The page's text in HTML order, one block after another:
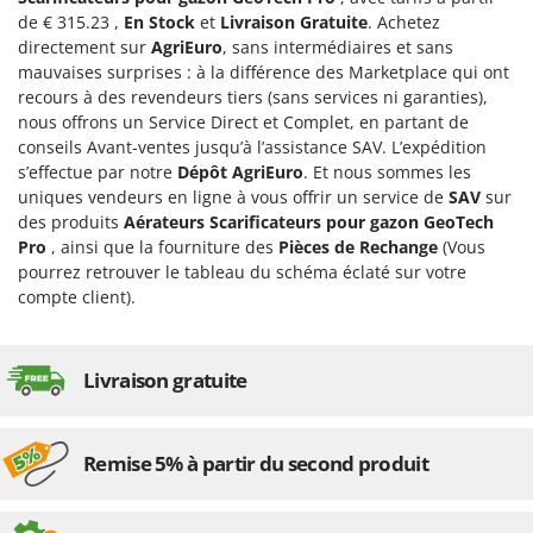
Désherbeurs thermiques et mécaniques
Déshumidificateurs
Draineuses
E
Échelles en aluminium
Effaroucheurs d'oiseaux
Effeuilleuses pour olives
Égreneuses à maïs
Électropompes pour la maison et le jardin
Enfouisseurs de pierres
Épareuses pour tracteur
Épépineuses
Bosch
Brumi
BullMach
C
C.EL.ME.
Calory Forni
Campagnola
Campingaz
Castelgarden
Ceccato Olindo
Classe
de € 315.23 , En Stock et Livraison Gratuite. Achetez
directement sur AgriEuro, sans intermédiaires et sans
mauvaises surprises : à la différence des Marketplace qui ont
recours à des revendeurs tiers (sans services ni garanties),
nous offrons un Service Direct et Complet, en partant de
conseils Avant-ventes jusqu’à l’assistance SAV. L’expédition
s’effectue par notre Dépôt AgriEuro. Et nous sommes les
uniques vendeurs en ligne à vous offrir un service de SAV sur
des produits Aérateurs Scarificateurs pour gazon GeoTech
Pro , ainsi que la fourniture des Pièces de Rechange (Vous
pourrez retrouver le tableau du schéma éclaté sur votre
compte client).
Livraison gratuite
Remise 5% à partir du second produit